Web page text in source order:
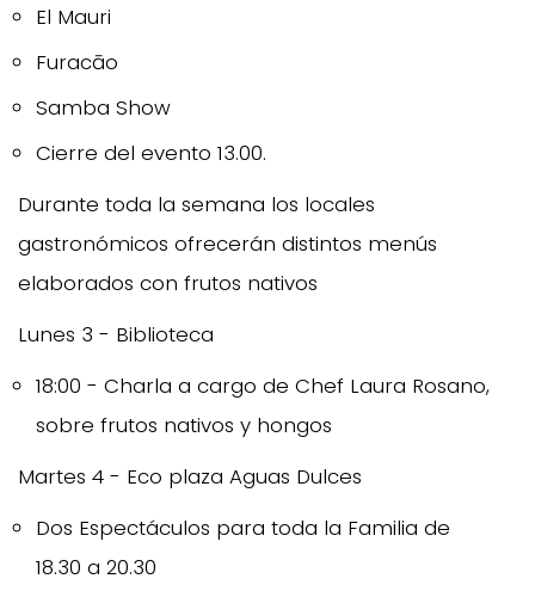
El Mauri
Furacāo
Samba Show
Cierre del evento 13.00.
Durante toda la semana los locales
gastronómicos ofrecerán distintos menús
elaborados con frutos nativos
Lunes 3 - Biblioteca
18:00 - Charla a cargo de Chef Laura Rosano,
sobre frutos nativos y hongos
Martes 4 - Eco plaza Aguas Dulces
Dos Espectáculos para toda la Familia de
18.30 a 20.30